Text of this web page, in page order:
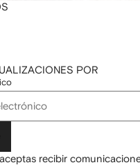
POR
recibir